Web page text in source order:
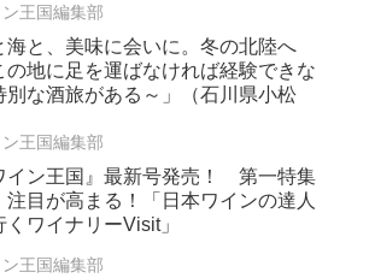
ン王国編集部
海と、美味に会いに。冬の北陸へ
の地に足を運ばなければ経験できな
別な酒旅がある～」（石川県小松
ン王国編集部
イン王国』最新号発売！ 第一特集
注目が高まる！「日本ワインの達人
くワイナリーVisit」
ン王国編集部